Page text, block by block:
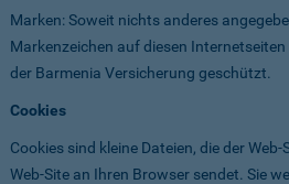
Marken: Soweit nichts anderes
Markenzeichen auf diesen
der Barmenia Versicherung geschützt.
Cookies
Cookies sind kleine Dateien, die der
Web-Site an Ihren Browser sendet. Sie